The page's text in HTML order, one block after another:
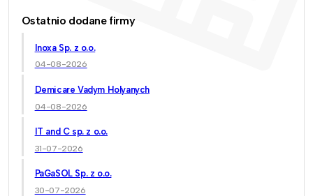
Ostatnio dodane firmy
Inoxa Sp. z o.o.
04-08-2026
Demicare Vadym Holyanych
04-08-2026
IT and C sp. z o.o.
31-07-2026
PaGaSOL Sp. z o.o.
30-07-2026